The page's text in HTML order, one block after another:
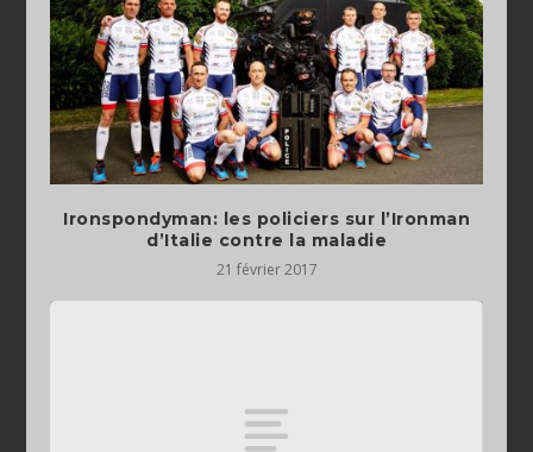
Ironspondyman: les policiers sur l’Ironman
d’Italie contre la maladie
21 février 2017